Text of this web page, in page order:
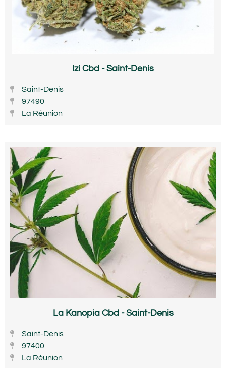
Izi Cbd - Saint-Denis
Saint-Denis
97490
La Réunion
La Kanopia Cbd - Saint-Denis
Saint-Denis
97400
La Réunion